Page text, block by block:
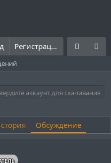
Что нового? Правила
Регистрация
аккаунт для скачивания
Обсуждение